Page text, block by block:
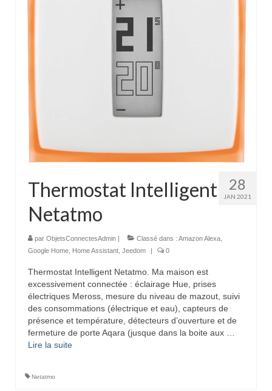
28
JAN 2021
Thermostat Intelligent
Netatmo
par ObjetsConnectesAdmin | Classé dans : Amazon Alexa
Google Home Home Assistant Jeedom | 0
Thermostat Intelligent Netatmo. Ma maison est
excessivement connectée : éclairage Hue, prises
électriques Meross, mesure du niveau de mazout, suivi
des consommations (électrique et eau), capteurs de
présence et température, détecteurs d’ouverture et de
fermeture de porte Aqara (jusque dans la boite aux …
Lire la suite­­
Netatmo